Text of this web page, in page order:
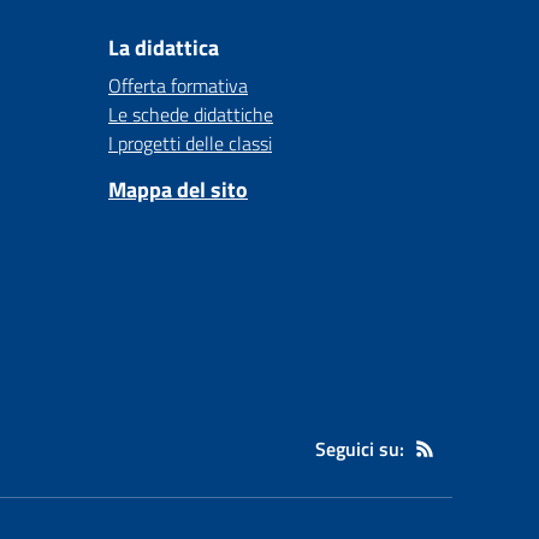
La didattica
Offerta formativa
Le schede didattiche
I progetti delle classi
Mappa del sito
Seguici su: